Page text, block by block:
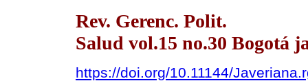
Rev. Gerenc. Polit.
Salud vol.15 no.30 Bogotá
https://doi.org/10.11144/